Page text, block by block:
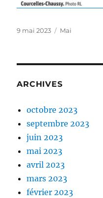
Publié
9 mai 2023 Catégories
Mai
ARCHIVES
octobre 2023
septembre 2023
juin 2023
mai 2023
avril 2023
mars 2023
février 2023